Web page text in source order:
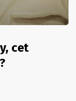
cet